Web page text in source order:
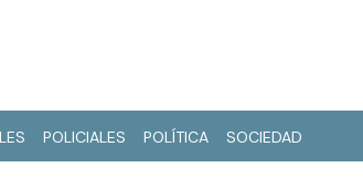
POLICIALES POLÍTICA SOCIEDAD